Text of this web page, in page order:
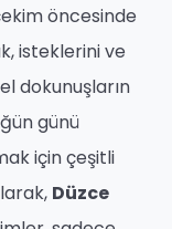
öncesinde
isteklerini ve
dokunuşların
günü
için çeşitli
Düzce